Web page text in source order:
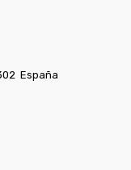
España